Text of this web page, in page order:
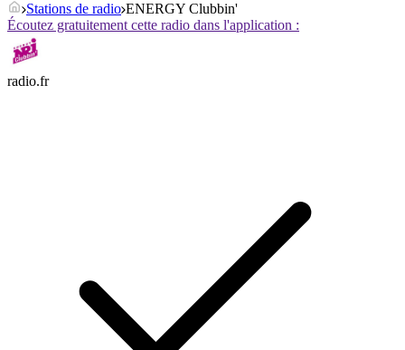
Stations de radio ENERGY Clubbin'
Écoutez gratuitement cette radio dans l'application :
radio.fr